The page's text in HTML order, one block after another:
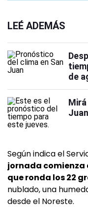
LEÉ ADEMÁS
de
Según indica el
jornada
que ronda los 22
nublado, una
desde el Noreste.